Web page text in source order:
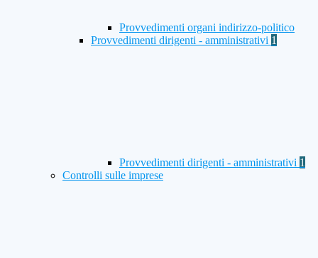
Provvedimenti organi indirizzo-politico
Provvedimenti dirigenti - amministrativi 1
Provvedimenti dirigenti - amministrativi 1
Controlli sulle imprese